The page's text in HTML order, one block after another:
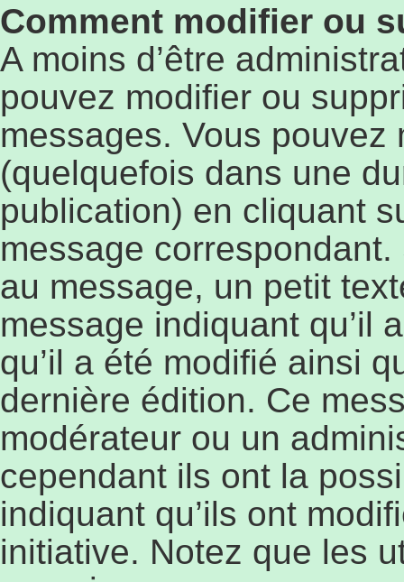
Comment modifier ou
A moins d’être
pouvez modifier ou
messages. Vous pouvez
(quelquefois dans une
publication) en cliquant
message
au message, un petit
message indiquant qu’il
qu’il a été modifié ainsi
dernière édition. Ce
modérateur ou un
cependant ils ont la
indiquant qu’ils ont
initiative. Notez que les